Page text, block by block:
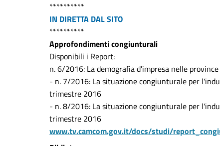
**********
IN DIRETTA DAL SITO
**********
Approfondimenti congiunturali
Disponibili i Report:
n. 6/2016: La demografia d'impresa nelle
- n. 7/2016: La situazione congiunturale per
trimestre 2016
- n. 8/2016: La situazione congiunturale per
trimestre 2016
www.tv.camcom.gov.it/docs/studi/